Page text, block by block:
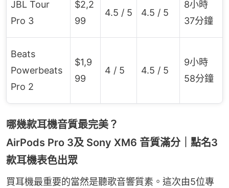
JBL Tour
Pro 3
$2,2
99
4.5 / 5 4.5 / 5
8小時
37分鐘
Beats
Powerbeats
Pro 2
$1,9
99
4 / 5 4.5 / 5
9小時
58分鐘
哪幾款耳機音質最完美？
AirPods Pro 3及 Sony XM6 音質滿分｜點名3
款耳機表色出眾
買耳機最重要的當然是聽歌音響質素。這次由5位專